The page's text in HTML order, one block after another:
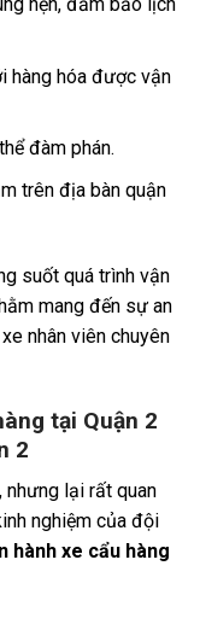
hàng hóa được vận
đàm phán.
trên địa bàn quận
suốt quá trình vận
mang đến sự an
nhân viên chuyên
tại Quận 2
2
nhưng lại rất quan
nghiệm của đội
hành xe cẩu hàng